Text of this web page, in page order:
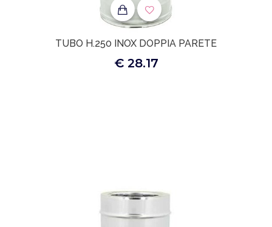
TUBO H.250 INOX DOPPIA PARETE
€ 28.17